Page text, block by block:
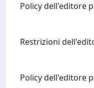
Policy dell'editore
Restrizioni
Policy dell'editore